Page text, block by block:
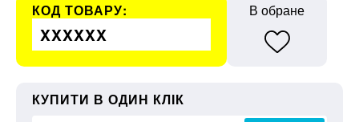
КОД ТОВАРУ:
XXXXXX
В обране
КУПИТИ В ОДИН КЛІК